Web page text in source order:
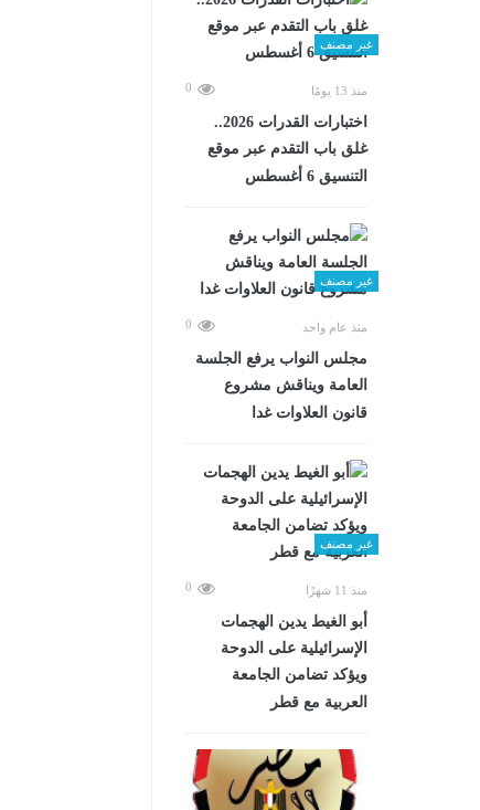
غير مصنف
منذ 13 يومًا 0
اختبارات القدرات 2026..
غلق باب التقدم عبر موقع
التنسيق 6 أغسطس
غير مصنف
منذ عام واحد 0
مجلس النواب يرفع الجلسة
العامة ويناقش مشروع
قانون العلاوات غدا
غير مصنف
منذ 11 شهرًا 0
أبو الغيط يدين الهجمات
الإسرائيلية على الدوحة
ويؤكد تضامن الجامعة
العربية مع قطر